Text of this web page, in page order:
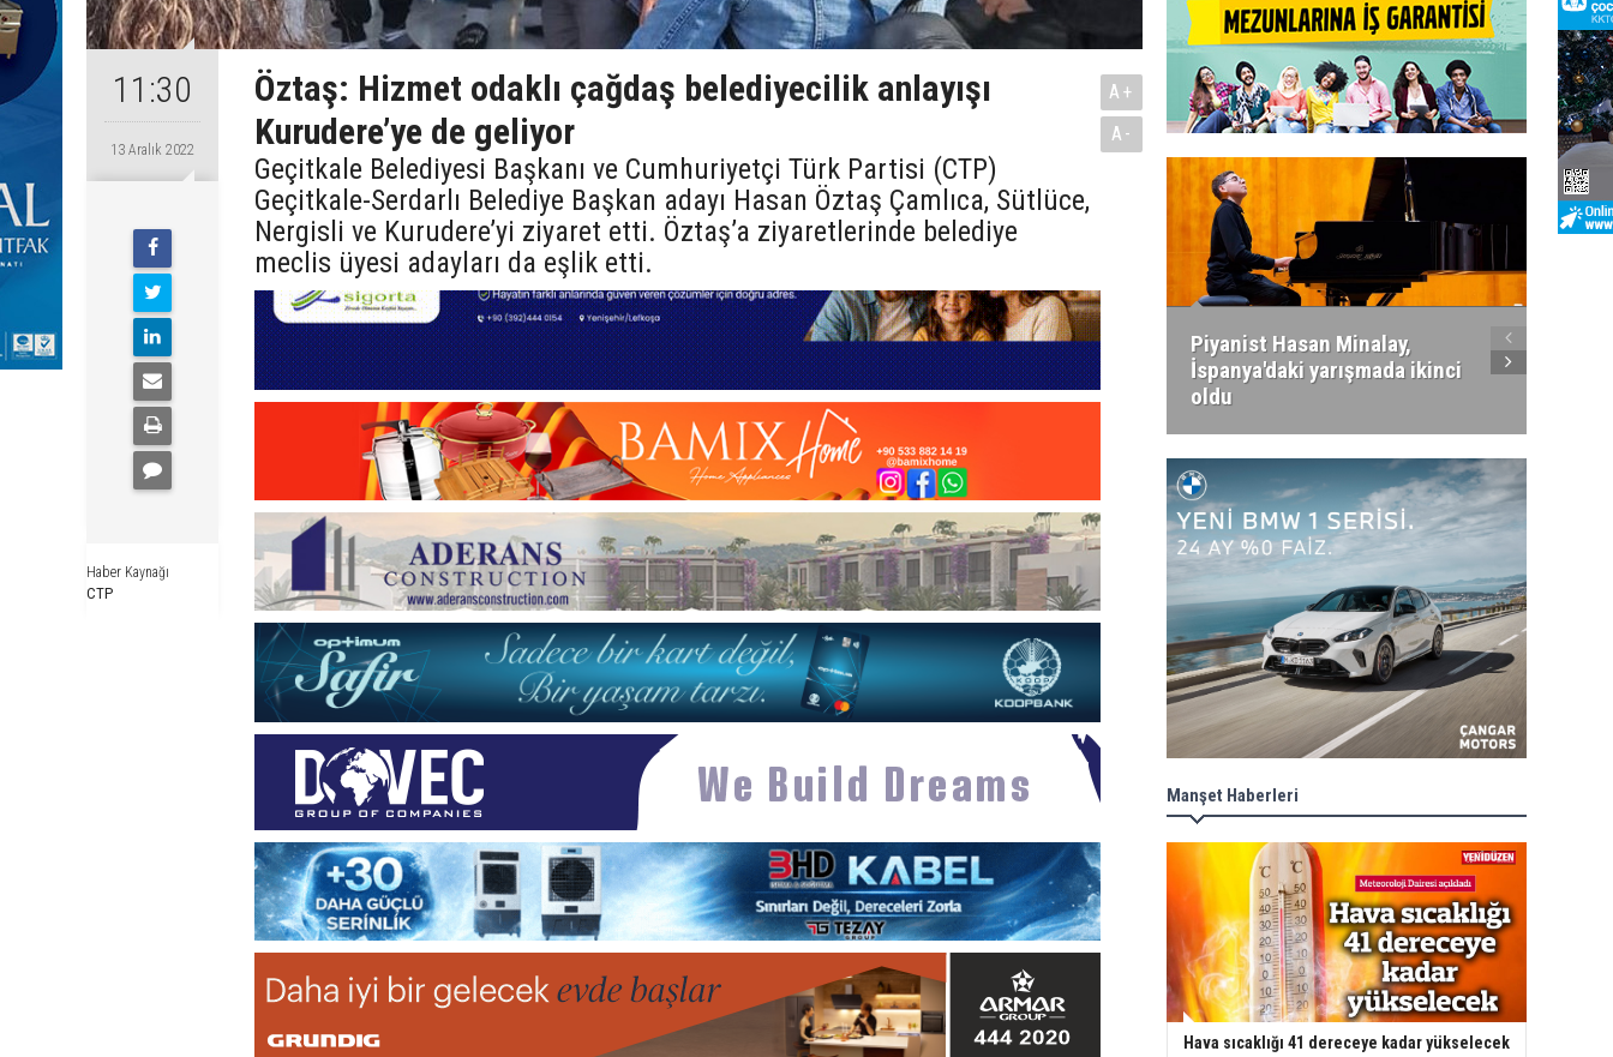
11:30
13 Aralık 2022
Haber Kaynağı
CTP
Öztaş: Hizmet odaklı çağdaş belediyecilik anlayışı
Kurudere’ye de geliyor
Geçitkale Belediyesi Başkanı ve Cumhuriyetçi Türk Partisi (CTP)
Geçitkale-Serdarlı Belediye Başkan adayı Hasan Öztaş Çamlıca, Sütlüce,
Nergisli ve Kurudere’yi ziyaret etti. Öztaş’a ziyaretlerinde belediye
meclis üyesi adayları da eşlik etti.
A+
A-
Piyanist Hasan Minalay,
İspanya'daki yarışmada ikinci
oldu
Manşet Haberleri
Hava sıcaklığı 41 dereceye kadar yükselecek